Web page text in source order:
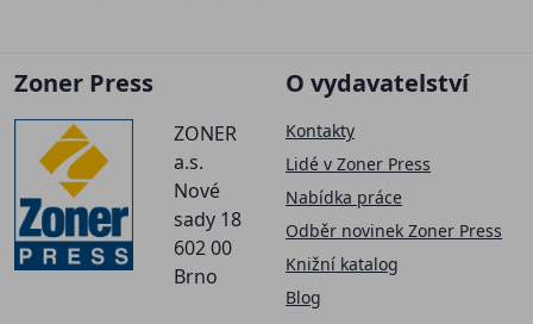
Zoner Press
ZONER
a.s.
Nové
sady 18
602 00
Brno
O vydavatelství
Kontakty
Lidé v Zoner Press
Nabídka práce
Odběr novinek Zoner Press
Knižní katalog
Blog